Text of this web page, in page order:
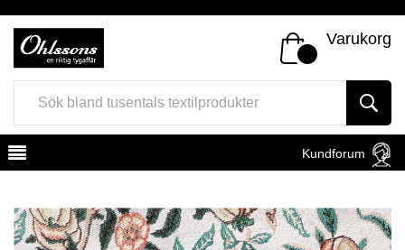
Varukorg
Kundforum